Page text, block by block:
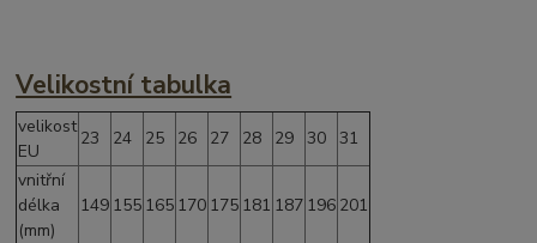
Velikostní tabulka
velikost
EU
23 24 25 26 27 28 29 30 31
vnitřní
délka
(mm)
149 155 165 170 175 181 187 196 201